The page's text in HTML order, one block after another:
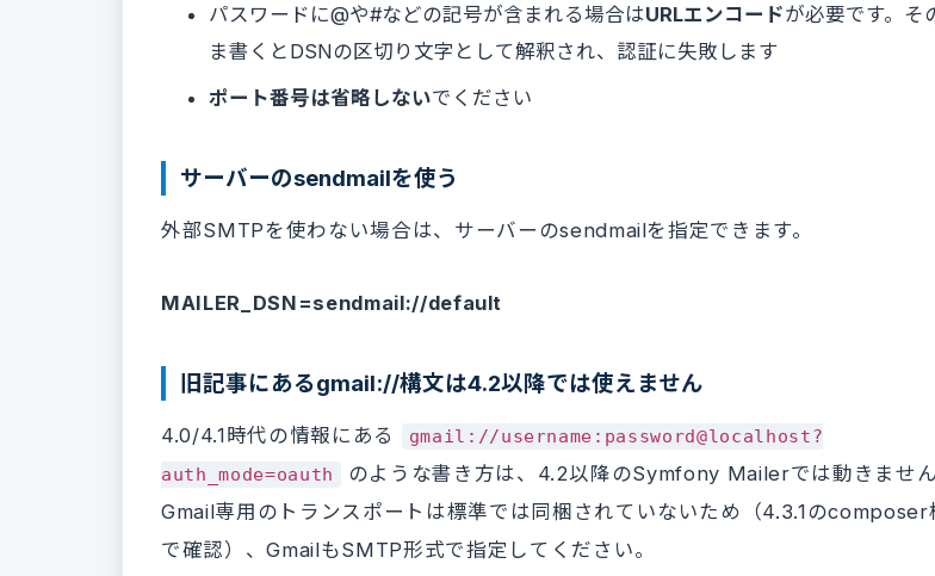
パスワードに@や#などの記号が含まれる場合はURLエンコードが必要です。そ
ま書くとDSNの区切り文字として解釈され、認証に失敗します
ポート番号は省略しないでください
サーバーのsendmailを使う
外部SMTPを使わない場合は、サーバーのsendmailを指定できます。
MAILER_DSN=sendmail://default
旧記事にあるgmail://構文は4.2以降では使えません
4.0/4.1時代の情報にある
gmail://username:password@localhost?
auth_mode=oauth
のような書き方は、4.2以降のSymfony Mailerでは動きません
Gmail専用のトランスポートは標準では同梱されていないため（4.3.1のcomposer
で確認）、GmailもSMTP形式で指定してください。